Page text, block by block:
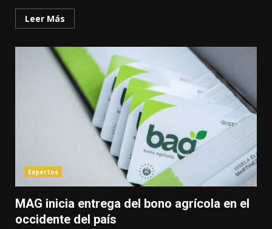
Leer Más
Expertos
MAG inicia entrega del bono agrícola en el
occidente del país